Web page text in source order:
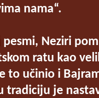
nama“.
Neziri
ratu kao
to učinio i
tradiciju je